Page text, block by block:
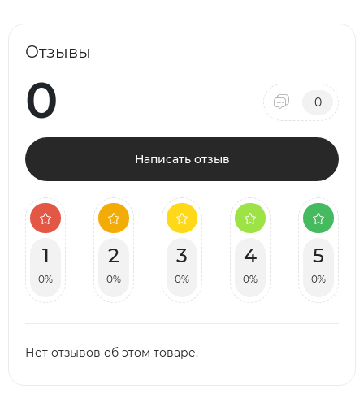
Отзывы
0 0
Написать отзыв
1
0%
2
0%
3
0%
4
0%
5
0%
Нет отзывов об этом товаре.